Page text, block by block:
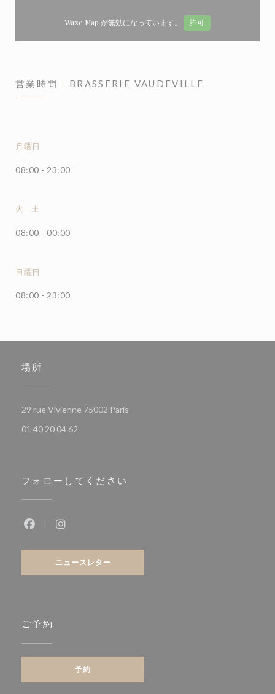
Waze Map が無効になっています。 許可
営業時間 BRASSERIE VAUDEVILLE
月曜日
08:00 - 23:00
火 - 土
08:00 - 00:00
日曜日
08:00 - 23:00
場所
29 rue Vivienne 75002 Paris
01 40 20 04 62
フォローしてください
ニュースレター
ご予約
予約